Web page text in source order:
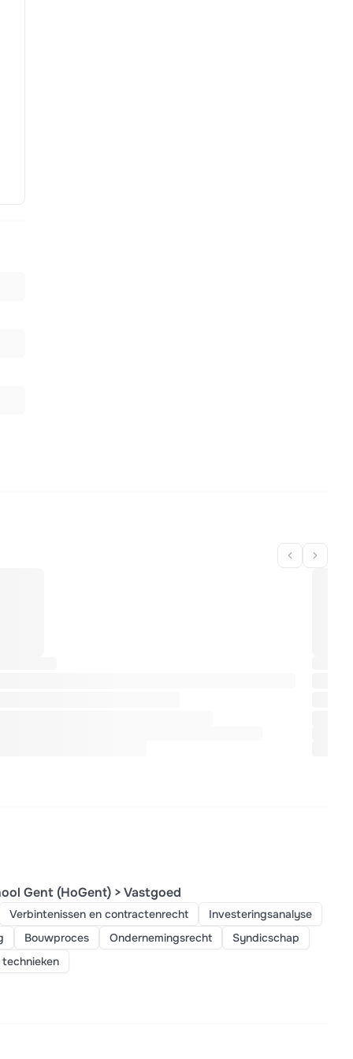
Gent (HoGent) > Vastgoed
Verbintenissen en contractenrecht
Investeringsanalyse
Bouwproces Ondernemingsrecht
Syndicschap